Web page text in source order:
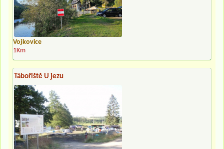
Vojkovice
1Km
Tábořiště U jezu